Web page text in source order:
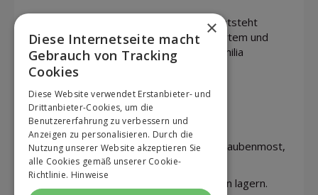
Der bekannte und hochwertige Essig entsteht
heute noch, wie damals, aus konzentriertem und
ausgekochtem Traubenmost aus der Emilia
Romagna.
Format:0.25 l
ZUTATEN: Weinessig, konzentrierter Traubenmost,
Farbstoff E150d. EnthältSulfite
LAGERUNGSHINWEISE: Kühl und trocken lagern.
×
Diese Internetseite macht
Gebrauch von Tracking
Cookies
Diese Website verwendet Erstanbieter- und
Drittanbieter-Cookies, um die
Benutzererfahrung zu verbessern und
Anzeigen zu personalisieren. Durch die
Nutzung unserer Website akzeptieren Sie
alle Cookies gemäß unserer Cookie-
Richtlinie. Hinweise